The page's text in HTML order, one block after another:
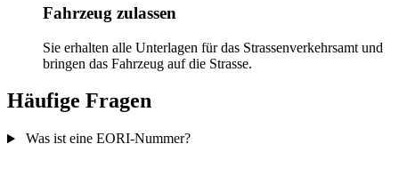
Fahrzeug zulassen
Sie erhalten alle Unterlagen für das Strassenverkehrsamt und
bringen das Fahrzeug auf die Strasse.
Häufige Fragen
Was ist eine EORI-Nummer?